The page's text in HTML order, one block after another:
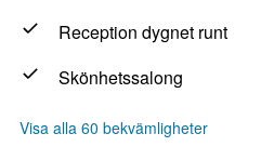
Reception dygnet runt
Skönhetssalong
Visa alla 60 bekvämligheter